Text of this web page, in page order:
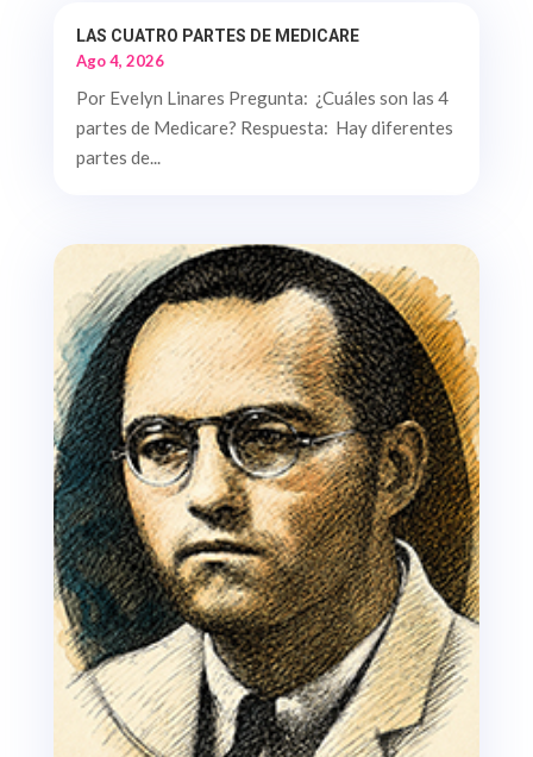
LAS CUATRO PARTES DE MEDICARE
Ago 4, 2026
Por Evelyn Linares Pregunta: ¿Cuáles son las 4
partes de Medicare? Respuesta: Hay diferentes
partes de...